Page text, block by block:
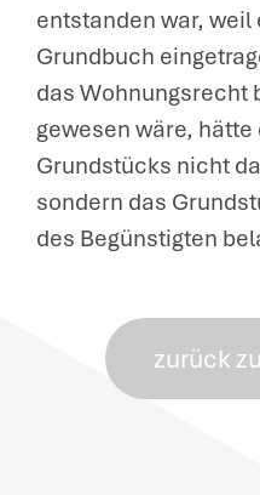
entstanden war,
Grundbuch
das Wohnungsrecht
gewesen wäre, hätte
Grundstücks nicht
sondern das
des Begünstigten
zurück